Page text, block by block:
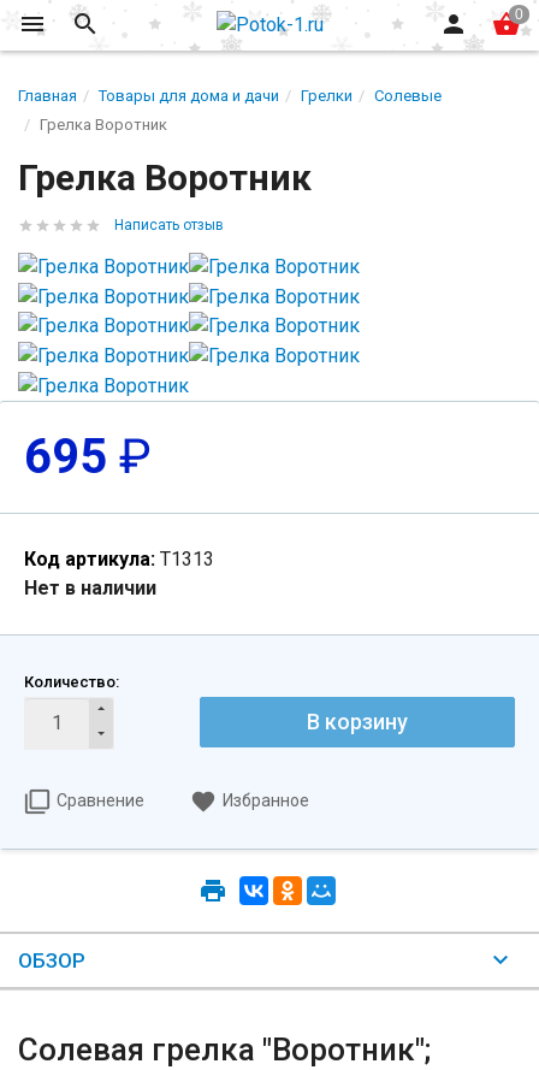
Главная Товары для дома и дачи Грелки
Солевые
Грелка Воротник
Грелка Воротник
Написать отзыв
695 ₽
Код артикула: Т1313
Нет в наличии
Количество:
В корзину
Сравнение Избранное
ОБЗОР
Солевая грелка "Воротник";